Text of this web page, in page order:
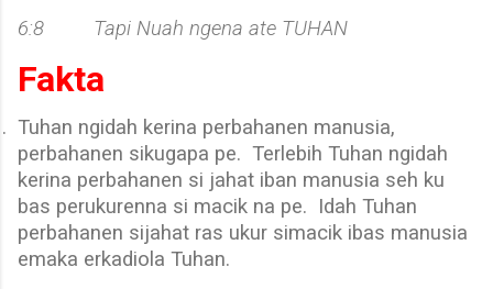
6:8
Tapi Nuah ngena ate TUHAN
Fakta
Tuhan ngidah kerina perbahanen manusia,
perbahanen sikugapa pe. Terlebih Tuhan ngidah
kerina perbahanen si jahat iban manusia seh ku
bas perukurenna si macik na pe. Idah Tuhan
perbahanen sijahat ras ukur simacik ibas manusia
emaka erkadiola Tuhan.